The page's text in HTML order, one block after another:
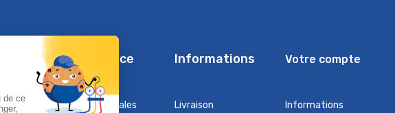
Climservice
Mentions légales
Informations
Livraison
Votre compte
Informations